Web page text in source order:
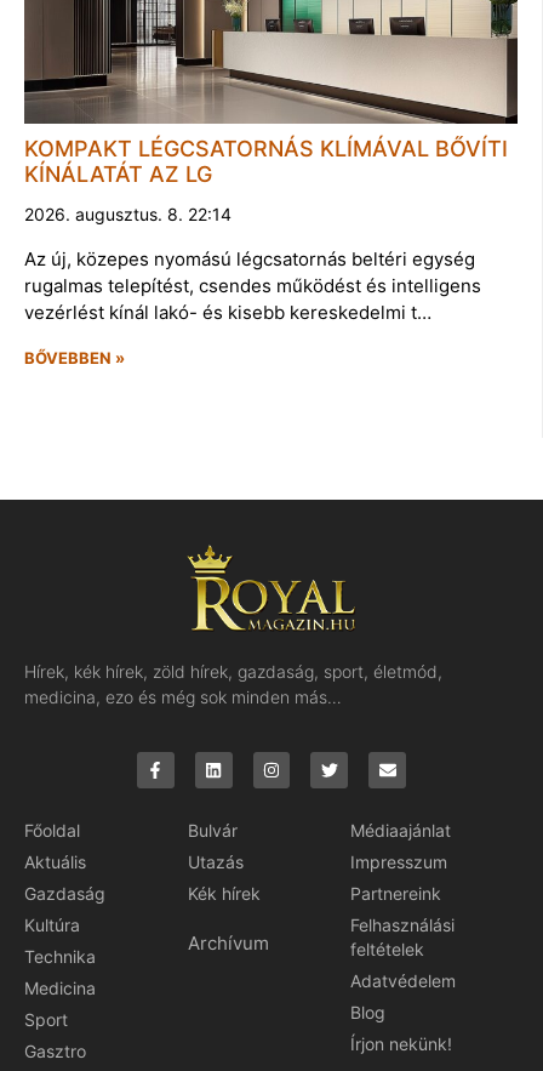
KOMPAKT LÉGCSATORNÁS KLÍMÁVAL BŐVÍTI
KÍNÁLATÁT AZ LG
2026. augusztus. 8. 22:14
Az új, közepes nyomású légcsatornás beltéri egység
rugalmas telepítést, csendes működést és intelligens
vezérlést kínál lakó- és kisebb kereskedelmi t…
BŐVEBBEN »
Hírek, kék hírek, zöld hírek, gazdaság, sport, életmód,
medicina, ezo és még sok minden más…
Főoldal
Aktuális
Gazdaság
Kultúra
Technika
Medicina
Sport
Gasztro
Bulvár
Utazás
Kék hírek
Archívum
Médiaajánlat
Impresszum
Partnereink
Felhasználási
feltételek
Adatvédelem
Blog
Írjon nekünk!